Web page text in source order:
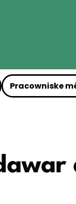
Pracowniske